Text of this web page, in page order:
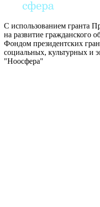
С использованием гранта
на развитие гражданского
Фондом президентских
социальных, культурных и
"Ноосфера"